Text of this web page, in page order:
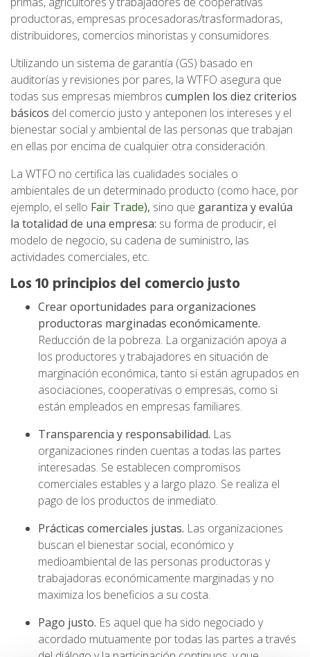
productoras, empresas procesadoras/trasformadoras,
distribuidores, comercios minoristas y consumidores.
Utilizando un sistema de garantía (GS) basado en
auditorías y revisiones por pares, la WTFO asegura que
todas sus empresas miembros cumplen los diez criterios
básicos del comercio justo y anteponen los intereses y el
bienestar social y ambiental de las personas que trabajan
en ellas por encima de cualquier otra consideración.
La WTFO no certifica las cualidades sociales o
ambientales de un determinado producto (como hace, por
ejemplo, el sello Fair Trade), sino que garantiza y evalúa
la totalidad de una empresa: su forma de producir, el
modelo de negocio, su cadena de suministro, las
actividades comerciales, etc.
Los 10 principios del comercio justo
Crear oportunidades para organizaciones
productoras marginadas económicamente.
Reducción de la pobreza. La organización apoya a
los productores y trabajadores en situación de
marginación económica, tanto si están agrupados en
asociaciones, cooperativas o empresas, como si
están empleados en empresas familiares.
Transparencia y responsabilidad. Las
organizaciones rinden cuentas a todas las partes
interesadas. Se establecen compromisos
comerciales estables y a largo plazo. Se realiza el
pago de los productos de inmediato.
Prácticas comerciales justas. Las organizaciones
buscan el bienestar social, económico y
medioambiental de las personas productoras y
trabajadoras económicamente marginadas y no
maximiza los beneficios a su costa.
Pago justo. Es aquel que ha sido negociado y
acordado mutuamente por todas las partes a través